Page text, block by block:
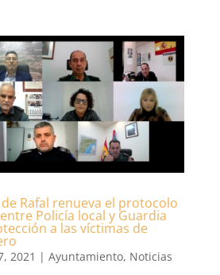
Rafal renueva el protocolo
Policía local y Guardia
a las víctimas de
2021 | Ayuntamiento, Noticias